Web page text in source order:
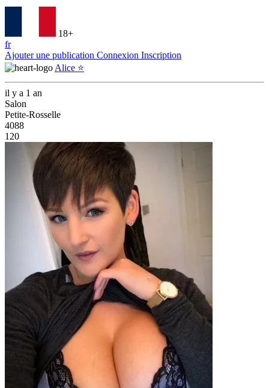
18+
fr
Ajouter une publication Connexion Inscription
Alice ⭐️
il y a 1 an
Salon
Petite-Rosselle
4088
120